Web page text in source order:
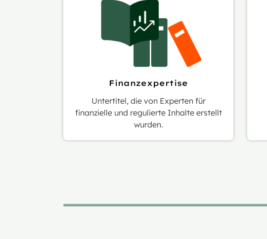
Finanzexpertise
Untertitel, die von Experten für
finanzielle und regulierte Inhalte erstellt
wurden.